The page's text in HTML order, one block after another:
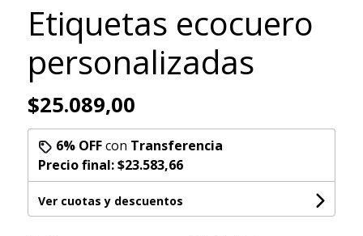
Etiquetas ecocuero
personalizadas
$25.089,00
6% OFFcon Transferencia
Precio final:$23.583,66
Ver cuotas y descuentos